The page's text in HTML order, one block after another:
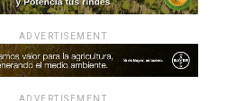
ADVERTISEMENT
ADVERTISEMENT